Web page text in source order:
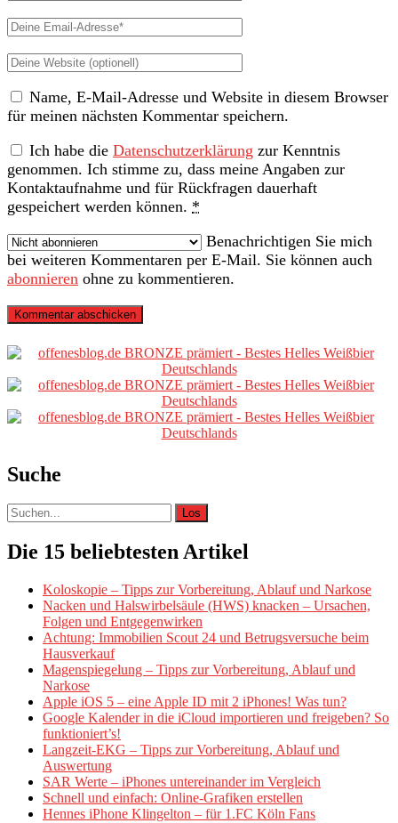
Deine
Adresse
Deine
(nicht
erforderlich)
Name, E-Mail-Adresse und Website in diesem Browser
für meinen nächsten Kommentar speichern.
Ich habe die Datenschutzerklärung zur Kenntnis
genommen. Ich stimme zu, dass meine Angaben zur
Kontaktaufnahme und für Rückfragen dauerhaft
gespeichert werden können. *
Benachrichtigen Sie mich
bei weiteren Kommentaren per E-Mail. Sie können auch
abonnieren ohne zu kommentieren.
Primäre
Sidebar
Suche
Suche
nach:
Die 15 beliebtesten Artikel
Koloskopie – Tipps zur Vorbereitung, Ablauf und Narkose
Nacken und Halswirbelsäule (HWS) knacken – Ursachen,
Folgen und Entgegenwirken
Achtung: Immobilien Scout 24 und Betrugsversuche beim
Hausverkauf
Magenspiegelung – Tipps zur Vorbereitung, Ablauf und
Narkose
Apple iOS 5 – eine Apple ID mit 2 iPhones! Was tun?
Google Kalender in die iCloud importieren und freigeben? So
funktioniert’s!
Langzeit-EKG – Tipps zur Vorbereitung, Ablauf und
Auswertung
SAR Werte – iPhones untereinander im Vergleich
Schnell und einfach: Online-Grafiken erstellen
Hennes iPhone Klingelton – für 1.FC Köln Fans